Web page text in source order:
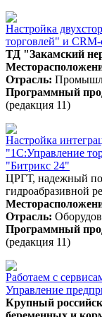
Настройка
торговлей" и
ТД "Закамский
Отрасль:
Программный
(редакция 11)
Настройка
"1С:Управление
"Битрикс 24"
ЦРГТ, надежный
гидроабразивной
Отрасль:
Программный
(редакция 11)
Работаем с
Управление
Крупный